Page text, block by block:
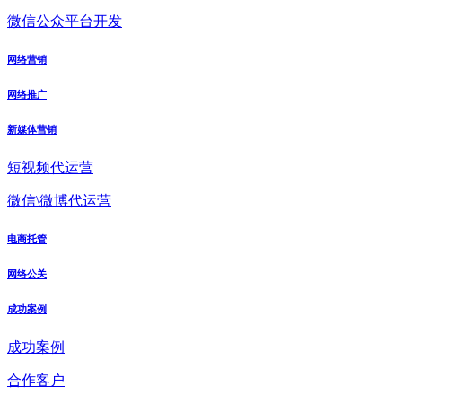
微信公众平台开发
网络营销
网络推广
新媒体营销
短视频代运营
微信\微博代运营
电商托管
网络公关
成功案例
成功案例
合作客户